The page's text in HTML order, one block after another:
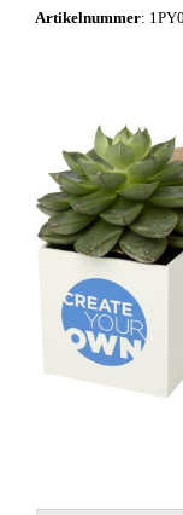
TOP 50
Alle categorieën
Artikelnummer: